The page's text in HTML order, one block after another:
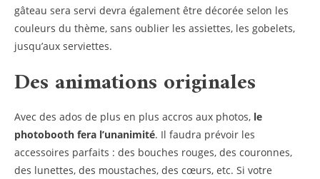
gâteau sera servi devra également être décorée selon les
couleurs du thème, sans oublier les assiettes, les gobelets,
jusqu’aux serviettes.
Des animations originales
Avec des ados de plus en plus accros aux photos, le
photobooth fera l’unanimité. Il faudra prévoir les
accessoires parfaits : des bouches rouges, des couronnes,
des lunettes, des moustaches, des cœurs, etc. Si votre